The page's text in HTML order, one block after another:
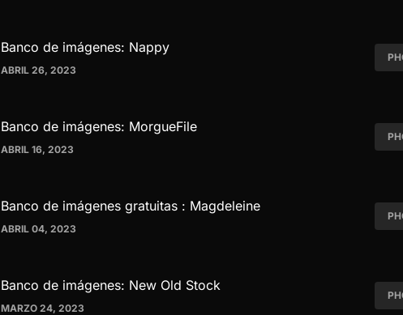
Banco de imágenes: Nappy
ABRIL 26, 2023
Banco de imágenes: MorgueFile
ABRIL 16, 2023
Banco de imágenes gratuitas : Magdeleine
ABRIL 04, 2023
Banco de imágenes: New Old Stock
MARZO 24, 2023